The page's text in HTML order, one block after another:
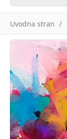
Uvodna stran